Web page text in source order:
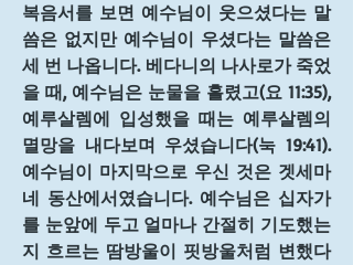
복음서를 보면 예수님이 웃으셨다는 말
씀은 없지만 예수님이 우셨다는 말씀은
세 번 나옵니다. 베다니의 나사로가 죽었
을 때, 예수님은 눈물을 흘렸고(요 11:35),
예루살렘에 입성했을 때는 예루살렘의
멸망을 내다보며 우셨습니다(눅 19:41).
예수님이 마지막으로 우신 것은 겟세마
네 동산에서였습니다. 예수님은 십자가
를 눈앞에 두고 얼마나 간절히 기도했는
지 흐르는 땀방울이 핏방울처럼 변했다